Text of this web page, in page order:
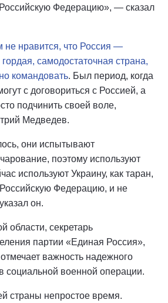
Федерацию», — сказал
нравится, что Россия —
самодостаточная страна,
командовать. Был период, когда
с договориться с Россией, а
подчинить своей воле,
Медведев.
они испытывают
поэтому используют
используют Украину, как таран,
Федерацию, и не
он.
области, секретарь
партии «Единая Россия»,
отмечает важность надежного
социальной военной операции.
страны непростое время.